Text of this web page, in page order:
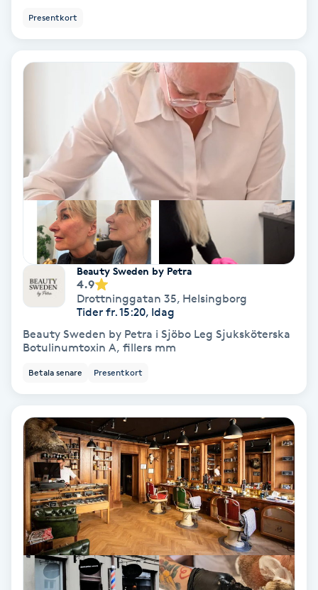
Hot Stone Massage
Hot yoga
Hudföryngring
Huduppstramning
Hudvård
Hyaluronsyra
Hyperhidros
Hårborttagning
Hårbottenbehandling
Hårförlängning
Hårvård
Presentkort
Beauty Sweden by Petra
4.9
Drottninggatan 35, Helsingborg
Tider fr. 15:20, Idag
Beauty Sweden by Petra i Sjöbo Leg Sjuksköterska
Botulinumtoxin A, fillers mm
Betala senare Presentkort